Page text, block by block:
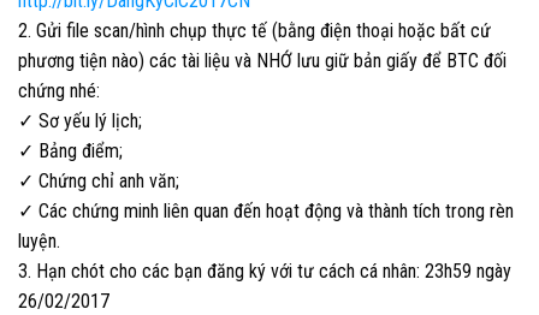
2. Gửi file scan/hình chụp thực tế (bằng điện thoại hoặc bất cứ
phương tiện nào) các tài liệu và NHỚ lưu giữ bản giấy để BTC đối
chứng nhé:
✓ Sơ yếu lý lịch;
✓ Bảng điểm;
✓ Chứng chỉ anh văn;
✓ Các chứng minh liên quan đến hoạt động và thành tích trong rèn
luyện.
3. Hạn chót cho các bạn đăng ký với tư cách cá nhân: 23h59 ngày
26/02/2017